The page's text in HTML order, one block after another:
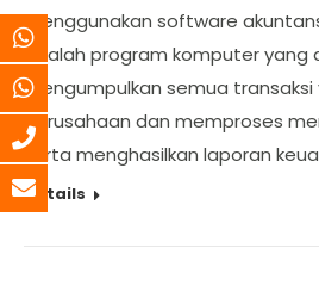
menggunakan software
adalah program komputer yang
mengumpulkan semua
perusahaan dan memproses
serta menghasilkan laporan
Details